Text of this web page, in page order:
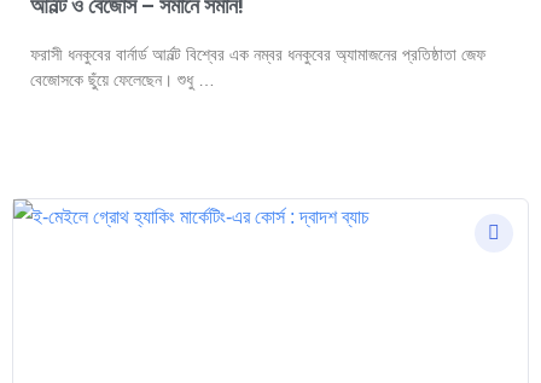
আর্নল্ট ও বেজোস – সমানে সমান!
ফরাসী ধনকুবের বার্নার্ড আর্নল্ট বিশ্বের এক নম্বর ধনকুবের অ্যামাজনের প্রতিষ্ঠাতা জেফ
বেজোসকে ছুঁয়ে ফেলেছেন। শুধু …